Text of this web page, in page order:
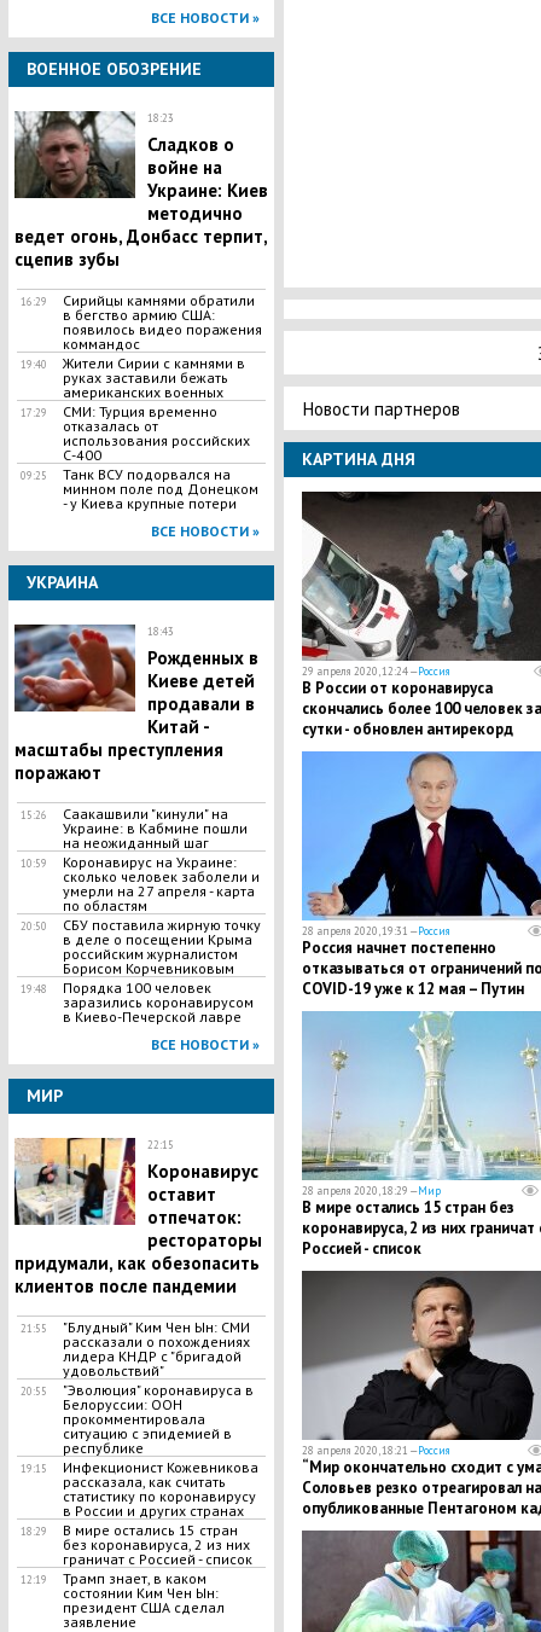
ВСЕ НОВОСТИ »
ВОЕННОЕ ОБОЗРЕНИЕ
18:23
Сладков о
войне на
Украине: Киев
методично
ведет огонь, Донбасс терпит,
сцепив зубы
16:29
Сирийцы камнями обратили
в бегство армию США:
появилось видео поражения
коммандос
19:40
Жители Сирии с камнями в
руках заставили бежать
американских военных
17:29
СМИ: Турция временно
отказалась от
использования российских
С-400
09:25
​Танк ВСУ подорвался на
минном поле под Донецком
- у Киева крупные потери
ВСЕ НОВОСТИ »
УКРАИНА
18:43
Рожденных в
Киеве детей
продавали в
Китай -
масштабы преступления
поражают
15:26
​Саакашвили "кинули" на
Украине: в Кабмине пошли
на неожиданный шаг
10:59
Коронавирус на Украине:
сколько человек заболели и
умерли на 27 апреля - карта
по областям
20:50
СБУ поставила жирную точку
в деле о посещении Крыма
российским журналистом
Борисом Корчевниковым
19:48
Порядка 100 человек
заразились коронавирусом
в Киево-Печерской лавре
ВСЕ НОВОСТИ »
МИР
22:15
Коронавирус
оставит
отпечаток:
рестораторы
придумали, как обезопасить
клиентов после пандемии
21:55
"Блудный" Ким Чен Ын: СМИ
рассказали о похождениях
лидера КНДР с "бригадой
удовольствий"
20:55
"Эволюция" коронавируса в
Белоруссии: ООН
прокомментировала
ситуацию с эпидемией в
республике
19:15
Инфекционист Кожевникова
рассказала, как считать
статистику по коронавирусу
в России и других странах
18:29
В мире остались 15 стран
без коронавируса, 2 из них
граничат с Россией - список
12:19
Трамп знает, в каком
состоянии Ким Чен Ын:
президент США сделал
заявление
Новости партнеров
КАРТИНА ДНЯ
29 апреля 2020, 12:24 —Россия
В России от коронавируса
скончались более 100 человек за
сутки - обновлен антирекорд
28 апреля 2020, 19:31 —Россия
​Россия начнет постепенно
отказываться от ограничений
COVID-19 уже к 12 мая – Путин
отдал распоряжение
28 апреля 2020, 18:29 —Мир
В мире остались 15 стран без
коронавируса, 2 из них граничат
Россией - список
28 апреля 2020, 18:21 —Россия
​“Мир окончательно сходит с
Соловьев резко отреагировал на
опубликованные Пентагоном
с НЛО